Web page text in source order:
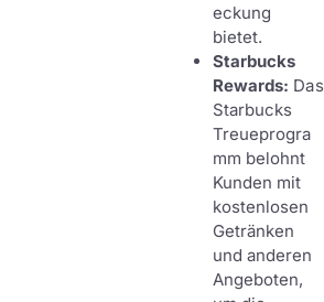
eckung
bietet.
Starbucks
Rewards: Das
Starbucks
Treueprogra
mm belohnt
Kunden mit
kostenlosen
Getränken
und anderen
Angeboten,